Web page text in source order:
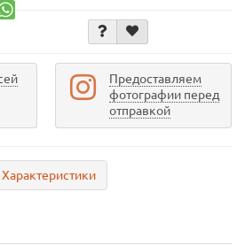
Предоставляем
фотографии перед
отправкой
Характеристики